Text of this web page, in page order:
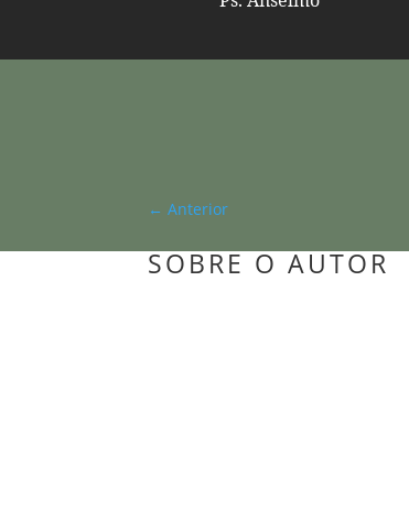
←Anterior
SOBRE O AUTOR